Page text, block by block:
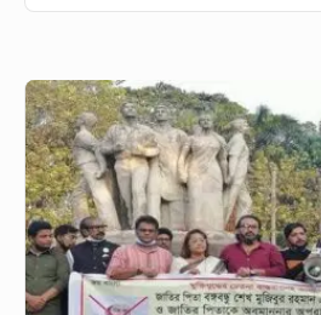
৭
দফা
দাবিতে
মুক্তিযুদ্ধ
মঞ্চের
আল্টিমেটাম